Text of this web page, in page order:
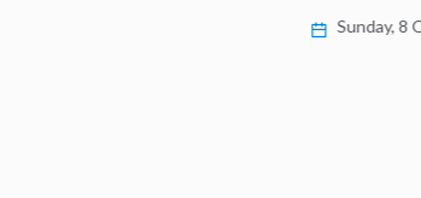
Sunday, 8 October 2023